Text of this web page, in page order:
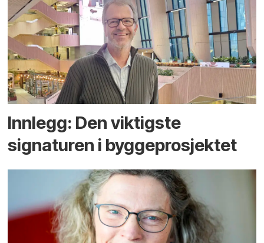
Innlegg: Den viktigste
signaturen i bygge­­prosjektet